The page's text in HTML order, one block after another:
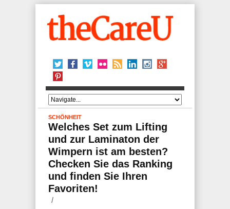
SCHÖNHEIT
Welches Set zum Lifting
und zur Laminaton der
Wimpern ist am besten?
Checken Sie das Ranking
und finden Sie Ihren
Favoriten!